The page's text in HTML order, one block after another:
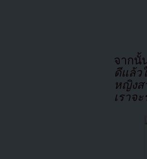
จากนั้
ดีแล้
หญิงส
เราจ